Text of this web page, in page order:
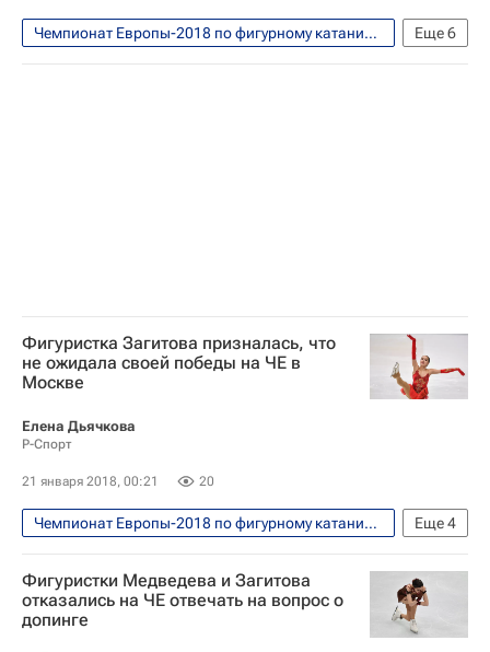
Еще6
Чемпионат Европы-2018 по фигурному катанию, Москва, 15-21 января
Фигурное катание
Спорт
Фигуристка Загитова призналась, что
не ожидала своей победы на ЧЕ в
Москве
Елена Дьячкова
Р-Спорт
21 января 2018, 00:21 20
Еще4
Чемпионат Европы-2018 по фигурному катанию, Москва, 15-21 января
Фигурное катание
Спорт
Чемпионат Европы по фигурному катанию
Алина Загитова
Фигуристки Медведева и Загитова
отказались на ЧЕ отвечать на вопрос о
допинге